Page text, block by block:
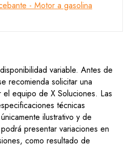
variable. Antes de
recomienda solicitar una
equipo de X Soluciones. Las
técnicas
ilustrativo y de
presentar variaciones en
como resultado de